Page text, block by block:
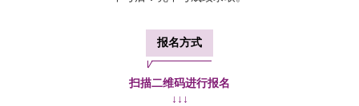
报名方式
扫描二维码进行报名
↓↓↓